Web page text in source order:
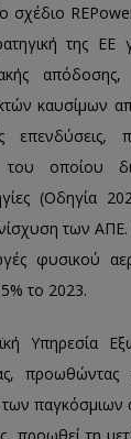
σχέδιο
της ΕΕ
καυσίμων
του οποίου
(Οδηγία
των
φυσικού
το 2023.
Υπηρεσία